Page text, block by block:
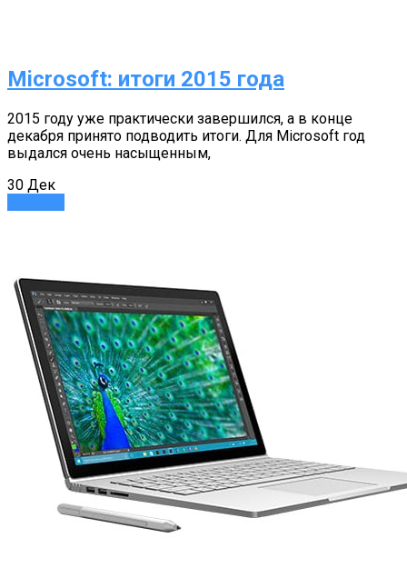
Microsoft: итоги 2015 года
2015 году уже практически завершился, а в конце
декабря принято подводить итоги. Для Microsoft год
выдался очень насыщенным,
30 Дек